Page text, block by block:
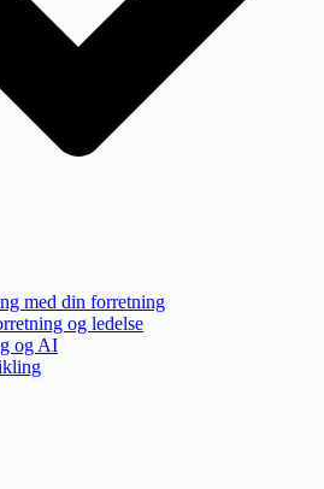
med din forretning
og ledelse
og AI